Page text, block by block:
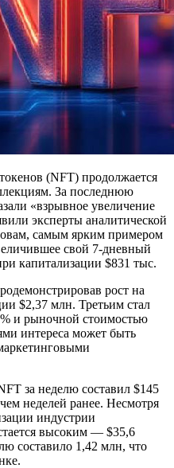
(NFT) продолжается
За последнюю
«взрывное увеличение
эксперты аналитической
самым ярким примером
свой 7-дневный
капитализации $831 тыс.
рост на
$2,37 млн. Третьим стал
и рыночной стоимостью
интереса может быть
за неделю составил $145
неделей ранее. Несмотря
индустрии
высоким — $35,6
составило 1,42 млн, что